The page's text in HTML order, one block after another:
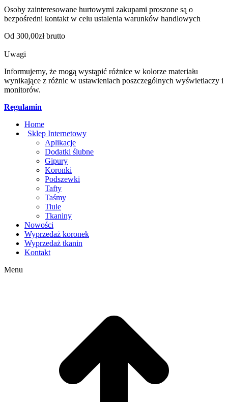
Osoby zainteresowane hurtowymi zakupami proszone są o
bezpośredni kontakt w celu ustalenia warunków handlowych
Od 300,00zł brutto
Uwagi
Informujemy, że mogą wystąpić różnice w kolorze materiału
wynikające z różnic w ustawieniach poszczególnych wyświetlaczy i
monitorów.
Regulamin
Home
Sklep Internetowy
Aplikacje
Dodatki ślubne
Gipury
Koronki
Podszewki
Tafty
Taśmy
Tiule
Tkaniny
Nowości
Wyprzedaż koronek
Wyprzedaż tkanin
Kontakt
Menu